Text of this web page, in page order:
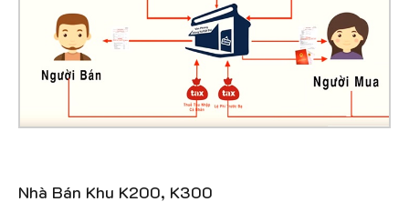
Nhà Bán Khu K200, K300